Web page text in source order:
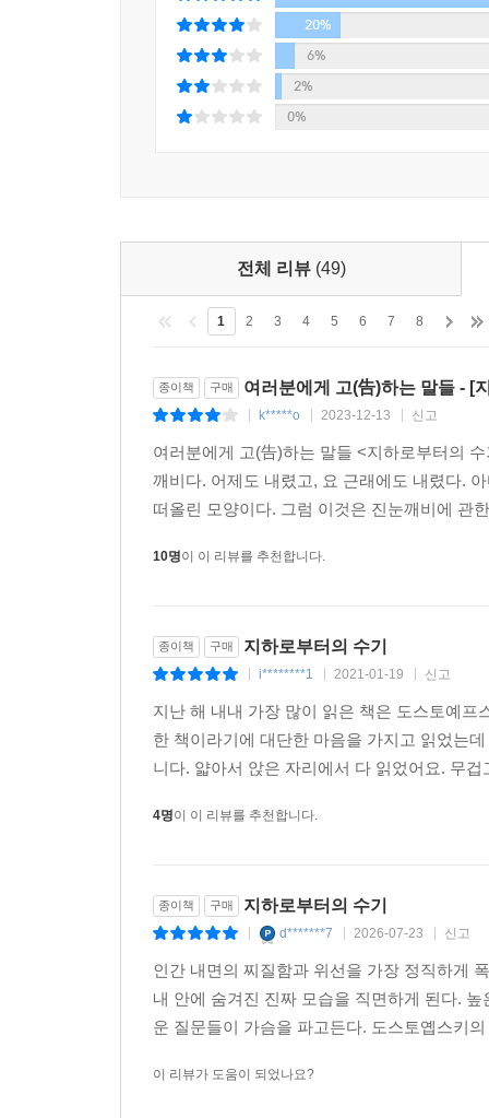
백수에 불과하지만 오직 쓰는 행위를 통해 세계
문법을 비켜나가 『지하로부터의 수기』만이 보
또한 고심 끝에 기존에 흔히 쓰이던 ‘지하 생활자
из подполья(Notes from (the) Underground)’
최대한 가깝게 전달하려 했다. 그리고 이 작품의
그의 수기는 그저 그의 ‘실존’, 그리고 그의 ‘지하’
20%
6%
2%
0%
전체 리뷰 (49)
1 2 3 4 5 6 7 8
종이책 구매 여러분에게 고(告)하는 말들 - [
k*****o 2023-12-13 신고
여러분에게 고(告)하는 말들 <지하로부터의
깨비다. 어제도 내렸고, 요 근래에도 내렸다.
떠올린 모양이다. 그럼 이것은 진눈깨비에 관
10명이 이 리뷰를 추천합니다.
종이책 구매 지하로부터의 수기
i********1 2021-01-19 신고
지난 해 내내 가장 많이 읽은 책은 도스토예
한 책이라기에 대단한 마음을 가지고 읽었는
니다. 얇아서 앉은 자리에서 다 읽었어요. 무
4명이 이 리뷰를 추천합니다.
종이책 구매 지하로부터의 수기
d*******7 2026-07-23 신고
인간 내면의 찌질함과 위선을 가장 정직하게
내 안에 숨겨진 진짜 모습을 직면하게 된다.
운 질문들이 가슴을 파고든다. 도스토옙스키
이 리뷰가 도움이 되었나요?